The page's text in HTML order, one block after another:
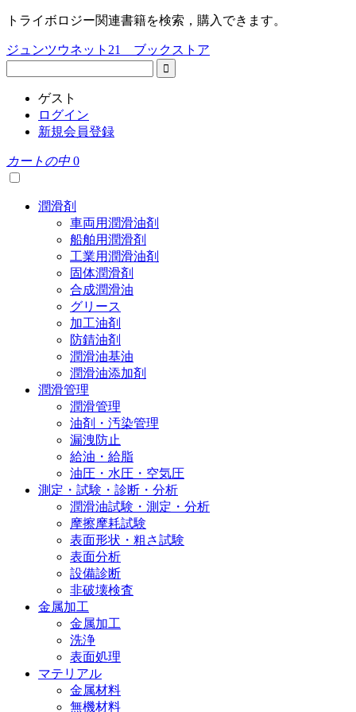
トライボロジー関連書籍を検索，購入できます。
ジュンツウネット21 ブックストア
ゲスト
ログイン
新規会員登録
カートの中 0
潤滑剤
車両用潤滑油剤
船舶用潤滑剤
工業用潤滑油剤
固体潤滑剤
合成潤滑油
グリース
加工油剤
防錆油剤
潤滑油基油
潤滑油添加剤
潤滑管理
潤滑管理
油剤・汚染管理
漏洩防止
給油・給脂
油圧・水圧・空気圧
測定・試験・診断・分析
潤滑油試験・測定・分析
摩擦摩耗試験
表面形状・粗さ試験
表面分析
設備診断
非破壊検査
金属加工
金属加工
洗浄
表面処理
マテリアル
金属材料
無機材料